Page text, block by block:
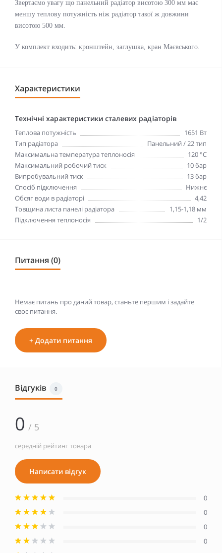
Звертаємо увагу що панельний радіатор висотою 300 мм має
меншу теплову потужність ніж радіатор такої ж довжини
висотою 500 мм.
У комплект входить: кронштейн, заглушка, кран Маєвського.
Характеристики
Технічні характеристики сталевих радіаторів
Теплова потужність
1651 Вт
Тип радіатора
Панельний / 22 тип
Максимальна температура теплоносія
120 °С
Максимальний робочий тиск
10 бар
Випробувальний тиск
13 бар
Спосіб підключення
Нижнє
Обсяг води в радіаторі
4,42
Товщина листа панелі радіатора
1,15-1,18 мм
Підключення теплоносія
1/2
Питання (0)
Немає питань про даний товар, станьте першим і задайте
своє питання.
+ Додати питання
Відгуків 0
0 / 5
середній рейтинг товара
Написати відгук
0
0
0
0